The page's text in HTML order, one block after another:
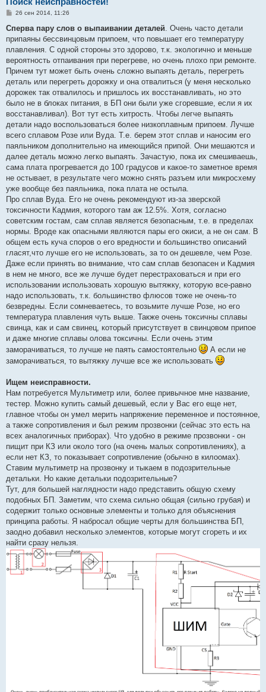
С
о
щ
е
и
е
26 сен 2014, 11:26
Сперва пару слов о выпаивании деталей. Очень часто детали
припаяны бессвинцовым припоем, что повышает его температуру
плавления. С одной стороны это здорово, т.к. экологично и меньше
вероятность отпаивания при перегреве, но очень плохо при ремонте.
Причем тут может быть очень сложно выпаять деталь, перегреть
деталь или перегреть дорожку и она отвалиться (у меня несколько
дорожек так отвалилось и пришлось их восстанавливать, но это
было не в блоках питания, в БП они были уже сгоревшие, если я их
восстанавливал). Вот тут есть хитрость. Чтобы легче выпаять
детали надо воспользоваться более низкоплавным припоем. Лучше
всего сплавом Розе или Вуда. Т.е. берем этот сплав и наносим его
паяльником дополнительно на имеющийся припой. Они мешаются и
далее деталь можно легко выпаять. Зачастую, пока их смешиваешь,
сама плата прогревается до 100 градусов и какое-то заметное время
не остывает, в результате чего можно снять разъем или микросхему
уже вообще без паяльника, пока плата не остыла.
Про сплав Вуда. Его не очень рекомендуют из-за зверской
токсичности Кадмия, которого там аж 12.5%. Хотя, согласно
советским гостам, сам сплав является безопасным, т.е. в пределах
нормы. Вроде как опасными являются пары его окиси, а не он сам. В
общем есть куча споров о его вредности и большинство описаний
гласят,что лучше его не использовать, за то он дешевле, чем Розе.
Даже если принять во внимание, что сам сплав безопасен и Кадмия
в нем не много, все же лучше будет перестраховаться и при его
использовании использовать хорошую вытяжку, которую все-равно
надо использовать, т.к. большинство флюсов тоже не очень-то
безвредны. Если сомневаетесь, то возьмите лучше Розе, но его
температура плавления чуть выше. Также очень токсичны сплавы
свинца, как и сам свинец, который присутствует в свинцовом припое
и даже многие сплавы олова токсичны. Если очень этим
заморачиваться, то лучше не паять самостоятельно
А если не
заморачиваться, то вытяжку лучше все же использовать
Ищем неисправности.
Нам потребуется Мультиметр или, более привычное мне название,
тестер. Можно купить самый дешевый, если у Вас его еще нет,
главное чтобы он умел мерить напряжение переменное и постоянное,
а также сопротивления и был режим прозвонки (сейчас это есть на
всех аналогичных приборах). Что удобно в режиме прозвонки - он
пищит при КЗ или около того (на очень малых сопротивлениях), а
если нет КЗ, то показывает сопротивление (обычно в килоомах).
Ставим мультиметр на прозвонку и тыкаем в подозрительные
детальки. Но какие детальки подозрительные?
Тут, для большей наглядности надо представить общую схему
подобных БП. Заметим, что схема сильно общая (сильно грубая) и
содержит только основные элементы и только для объяснения
принципа работы. Я набросал общие черты для большинства БП,
заодно добавил несколько элементов, которые могут сгореть и их
найти сразу нельзя.